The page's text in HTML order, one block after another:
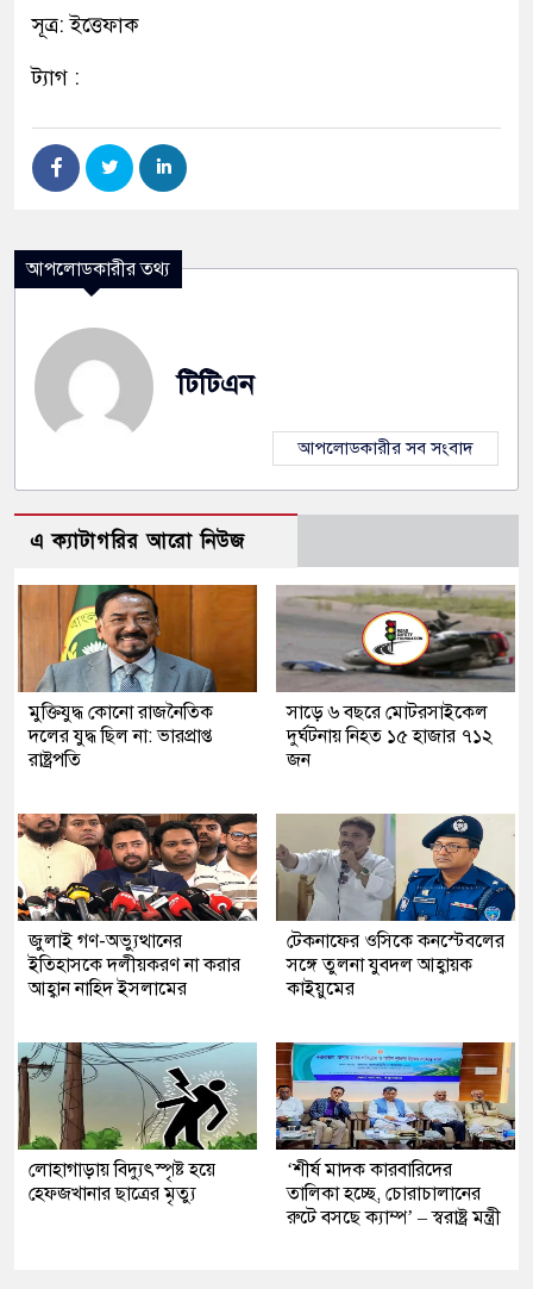
সূত্র: ইত্তেফাক
ট্যাগ :
আপলোডকারীর তথ্য
টিটিএন
আপলোডকারীর সব সংবাদ
এ ক্যাটাগরির আরো নিউজ
মুক্তিযুদ্ধ কোনো রাজনৈতিক
দলের যুদ্ধ ছিল না: ভারপ্রাপ্ত
রাষ্ট্রপতি
সাড়ে ৬ বছরে মোটরসাইকেল
দুর্ঘটনায় নিহত ১৫ হাজার ৭১২
জন
জুলাই গণ-অভ্যুত্থানের
ইতিহাসকে দলীয়করণ না করার
আহ্বান নাহিদ ইসলামের
টেকনাফের ওসিকে কনস্টেবলের
সঙ্গে তুলনা যুবদল আহ্বায়ক
কাইয়ুমের
লোহাগাড়ায় বিদ্যুৎস্পৃষ্ট হয়ে
হেফজখানার ছাত্রের মৃত্যু
‘শীর্ষ মাদক কারবারিদের
তালিকা হচ্ছে, চোরাচালানের
রুটে বসছে ক্যাম্প’ – স্বরাষ্ট্র মন্ত্রী